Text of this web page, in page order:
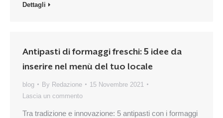
Dettagli
Antipasti di formaggi freschi: 5 idee da
inserire nel menù del tuo locale
blog By Redazione
15 Novembre 2021
Lascia un commento
Tra tradizione e innovazione: 5 antipasti con i formaggi